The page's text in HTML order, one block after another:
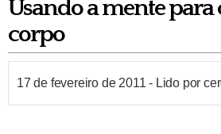
Usando a mente para
corpo
17 de fevereiro de 2011 - Lido por